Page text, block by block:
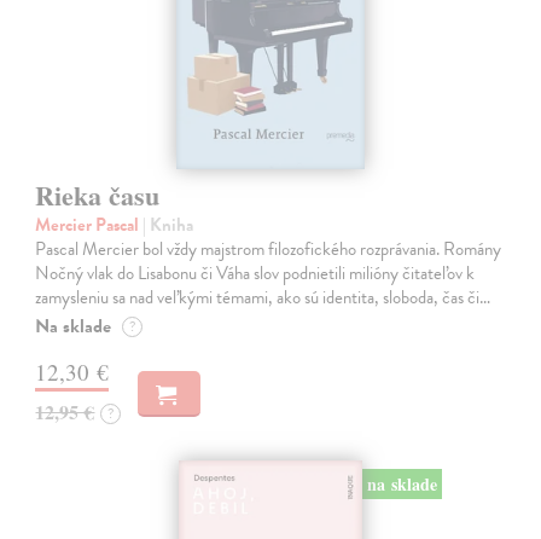
Rieka času
Mercier Pascal | Kniha
Pascal Mercier bol vždy majstrom filozofického rozprávania. Romány
Nočný vlak do Lisabonu či Váha slov podnietili milióny čitateľov k
zamysleniu sa nad veľkými témami, ako sú identita, sloboda, čas či…
Na sklade ?
12,30 €
12,95 € ?
na sklade